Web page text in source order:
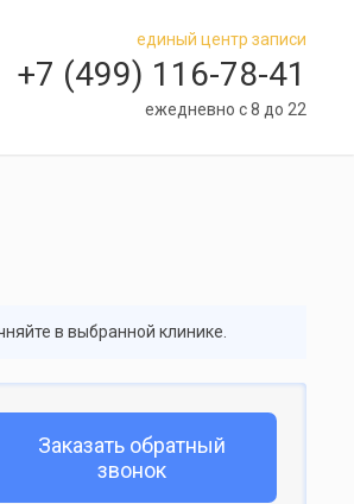
единый центр записи
+7 (499) 116-78-41
ежедневно с 8 до 22
в выбранной клинике.
Заказать обратный
звонок